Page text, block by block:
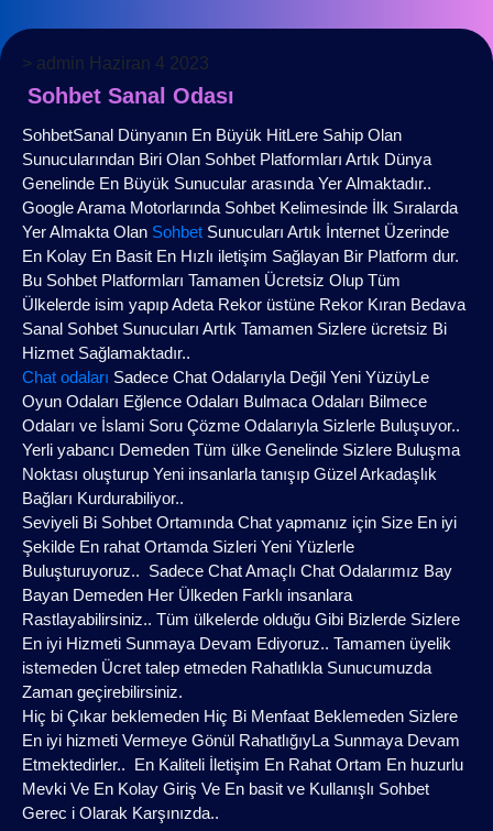
> admin Haziran 4 2023
Sohbet Sanal Odası
SohbetSanal Dünyanın En Büyük HitLere Sahip Olan
Sunucularından Biri Olan Sohbet Platformları Artık Dünya
Genelinde En Büyük Sunucular arasında Yer Almaktadır..
Google Arama Motorlarında Sohbet Kelimesinde İlk Sıralarda
Yer Almakta Olan Sohbet Sunucuları Artık İnternet Üzerinde
En Kolay En Basit En Hızlı iletişim Sağlayan Bir Platform dur.
Bu Sohbet Platformları Tamamen Ücretsiz Olup Tüm
Ülkelerde isim yapıp Adeta Rekor üstüne Rekor Kıran Bedava
Sanal Sohbet Sunucuları Artık Tamamen Sizlere ücretsiz Bi
Hizmet Sağlamaktadır..
Chat odaları Sadece Chat Odalarıyla Değil Yeni YüzüyLe
Oyun Odaları Eğlence Odaları Bulmaca Odaları Bilmece
Odaları ve İslami Soru Çözme Odalarıyla Sizlerle Buluşuyor..
Yerli yabancı Demeden Tüm ülke Genelinde Sizlere Buluşma
Noktası oluşturup Yeni insanlarla tanışıp Güzel Arkadaşlık
Bağları Kurdurabiliyor..
Seviyeli Bi Sohbet Ortamında Chat yapmanız için Size En iyi
Şekilde En rahat Ortamda Sizleri Yeni Yüzlerle
Buluşturuyoruz.. Sadece Chat Amaçlı Chat Odalarımız Bay
Bayan Demeden Her Ülkeden Farklı insanlara
Rastlayabilirsiniz.. Tüm ülkelerde olduğu Gibi Bizlerde Sizlere
En iyi Hizmeti Sunmaya Devam Ediyoruz.. Tamamen üyelik
istemeden Ücret talep etmeden Rahatlıkla Sunucumuzda
Zaman geçirebilirsiniz.
Hiç bi Çıkar beklemeden Hiç Bi Menfaat Beklemeden Sizlere
En iyi hizmeti Vermeye Gönül RahatlığıyLa Sunmaya Devam
Etmektedirler.. En Kaliteli İletişim En Rahat Ortam En huzurlu
Mevki Ve En Kolay Giriş Ve En basit ve Kullanışlı Sohbet
Gerec i Olarak Karşınızda..